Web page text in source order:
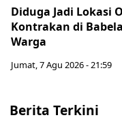
Diduga Jadi Lokasi
Kontrakan di
Warga
Jumat, 7 Agu 2026 - 21:59
Berita Terkini